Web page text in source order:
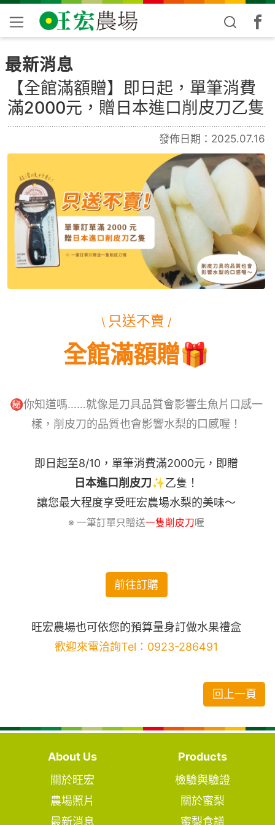
最新消息
【全館滿額贈】即日起，單筆消費
滿2000元，贈日本進口削皮刀乙隻
發佈日期：2025.07.16
\ 只送不賣 /
全館滿額贈🎁
㊙️你知道嗎……就像是刀具品質會影響生魚片口感一
樣， 削皮刀的品質也會影響水梨的口感喔！
即日起至8/10，單筆消費滿2000元，即贈
日本進口削皮刀✨乙隻！
讓您最大程度享受旺宏農場水梨的美味～
※ 一筆訂單只贈送一隻削皮刀喔
前往訂購
旺宏農場也可依您的預算量身訂做水果禮盒
歡迎來電洽詢Tel：0923-286491
回上一頁
About Us
Products
關於旺宏
檢驗與驗證
農場照片
關於蜜梨
最新消息
蜜梨食譜